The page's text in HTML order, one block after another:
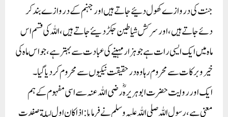
جنت کی دروازے کھول دئیے جاتے ہیں اور جہنم کے دروازے بند کر
دئے جاتے ہیں، اور سرکش شیاطین جکڑ دیئے جاتے ہیں، اللہ کی قسم اس
ماہ میں ایک ایسی رات ہے جو ہزار مہینے کی عبادت سے بہتر ہے، جواس ماہ کی
خیر وبرکات سے محروم رہا وہ درحقیقت نیکیوں سے محروم کردیا گیا۔
ایک اور روایت حضرت ابو ہریرہؓ رضی اللہ عنہ سے اسی مفہوم کے ہم
معنی ہے، رسول اللہ صلی اللہ علیہ وسلم نے فرمایا:اذاكان اول ليلة صفدت